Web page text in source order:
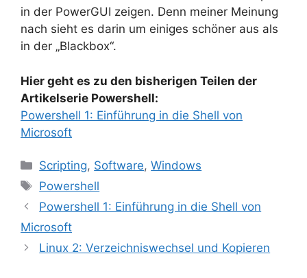
in der PowerGUI zeigen. Denn meiner Meinung
nach sieht es darin um einiges schöner aus als
in der „Blackbox“.
Hier geht es zu den bisherigen Teilen der
Artikelserie Powershell:
Powershell 1: Einführung in die Shell von
Microsoft
Kategorien
Scripting, Software,Windows
Schlagwörter
Powershell
Powershell 1: Einführung in die Shell von
Microsoft
Linux 2: Verzeichniswechsel und Kopieren